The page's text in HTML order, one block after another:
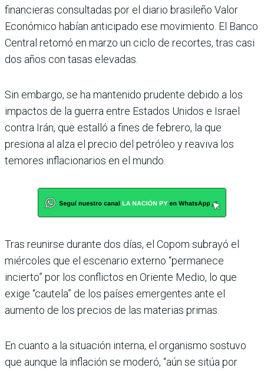
financieras consultadas por el diario brasileño Valor
Económico habían anticipado ese movimiento. El Banco
Central retomó en marzo un ciclo de recortes, tras casi
dos años con tasas elevadas.
Sin embargo, se ha mantenido prudente debido a los
impactos de la guerra entre Estados Unidos e Israel
contra Irán, que estalló a fines de febrero, la que
presiona al alza el precio del petróleo y reaviva los
temores inflacionarios en el mundo.
Tras reunirse durante dos días, el Copom subrayó el
miércoles que el escenario externo “permanece
incierto” por los conflictos en Oriente Medio, lo que
exige “cautela” de los países emergentes ante el
aumento de los precios de las materias primas.
En cuanto a la situación interna, el organismo sostuvo
que aunque la inflación se moderó, “aún se sitúa por